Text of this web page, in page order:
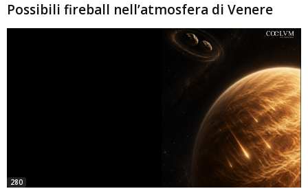
Possibili fireball nell’atmosfera di Venere
280